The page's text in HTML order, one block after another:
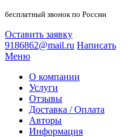
бесплатный звонок по России
Оставить заявку
9186862@mail.ru Написать
Меню
О компании
Услуги
Отзывы
Доставка / Оплата
Авторы
Информация